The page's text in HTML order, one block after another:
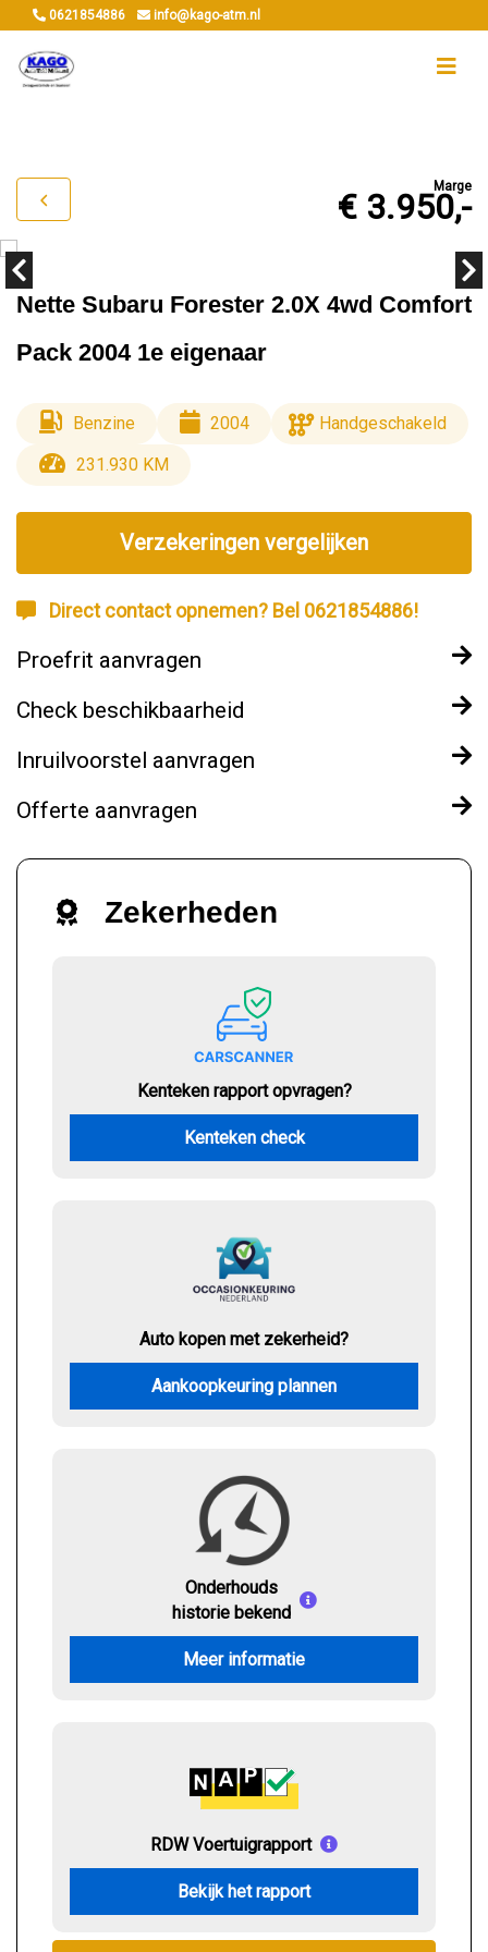
0621854886 info@kago-atm.nl
Marge
€ 3.950,-
Nette Subaru Forester 2.0X 4wd Comfort
Pack 2004 1e eigenaar
Benzine 2004
Handgeschakeld
231.930 KM
Verzekeringen vergelijken
Direct contact opnemen? Bel 0621854886!
Proefrit aanvragen
Check beschikbaarheid
Inruilvoorstel aanvragen
Offerte aanvragen
Zekerheden
Kenteken rapport opvragen?
Kenteken check
Auto kopen met zekerheid?
Aankoopkeuring plannen
Onderhouds
historie bekend
Meer informatie
RDW Voertuigrapport
Bekijk het rapport